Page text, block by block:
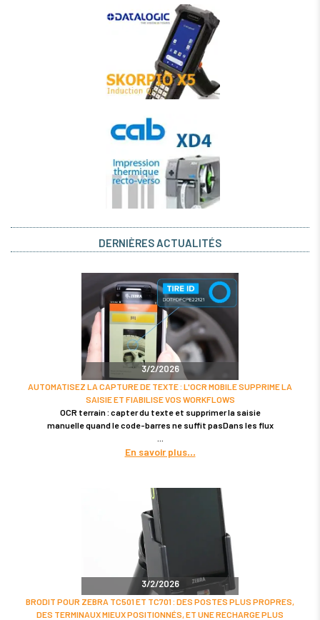
DERNIÈRES ACTUALITÉS
3/2/2026
AUTOMATISEZ LA CAPTURE DE TEXTE : L'OCR MOBILE SUPPRIME LA
SAISIE ET FIABILISE VOS WORKFLOWS
OCR terrain : capter du texte et supprimer la saisie
manuelle quand le code-barres ne suffit pasDans les flux
En savoir plus
3/2/2026
BRODIT POUR ZEBRA TC501 ET TC701 : DES POSTES PLUS PROPRES,
DES TERMINAUX MIEUX POSITIONNÉS, ET UNE RECHARGE PLUS